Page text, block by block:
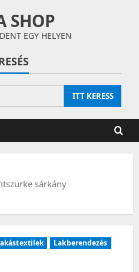
SHOP
EGY HELYEN
ITT KERESS
sárkány
Lakberendezés